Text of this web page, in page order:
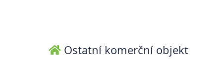
Ostatní komerční objekt